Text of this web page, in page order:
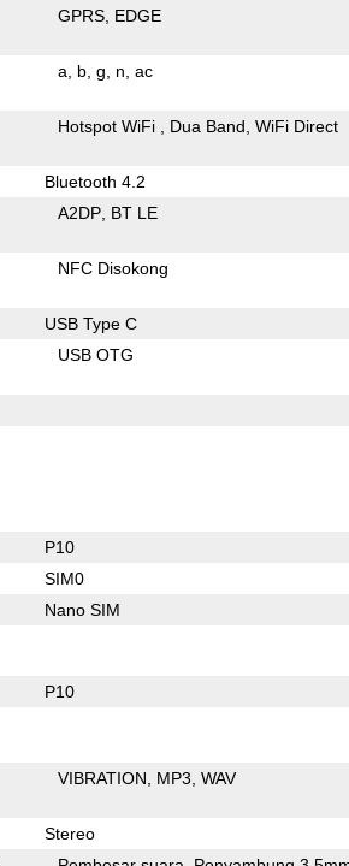
GPRS EDGE
a b g n ac
Hotspot WiFi Dua Band WiFi Direct
Bluetooth 4.2
A2DP BT LE
NFC Disokong
USB Type C
USB OTG
P10
SIM0
Nano SIM
P10
VIBRATION MP3 WAV
Stereo